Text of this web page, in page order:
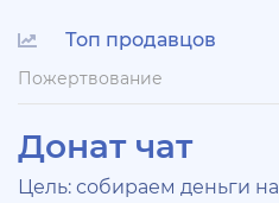
Топ продавцов
Пожертвование
Донат чат
Цель: собираем деньги на